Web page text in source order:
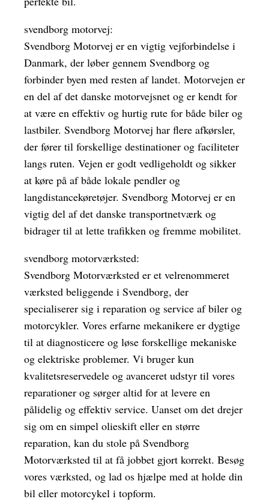
svendborg motorvej:
Svendborg Motorvej er en vigtig vejforbindelse i
Danmark, der løber gennem Svendborg og
forbinder byen med resten af landet. Motorvejen er
en del af det danske motorvejsnet og er kendt for
at være en effektiv og hurtig rute for både biler og
lastbiler. Svendborg Motorvej har flere afkørsler,
der fører til forskellige destinationer og faciliteter
langs ruten. Vejen er godt vedligeholdt og sikker
at køre på af både lokale pendler og
langdistancekøretøjer. Svendborg Motorvej er en
vigtig del af det danske transportnetværk og
bidrager til at lette trafikken og fremme mobilitet.
svendborg motorværksted:
Svendborg Motorværksted er et velrenommeret
værksted beliggende i Svendborg, der
specialiserer sig i reparation og service af biler og
motorcykler. Vores erfarne mekanikere er dygtige
til at diagnosticere og løse forskellige mekaniske
og elektriske problemer. Vi bruger kun
kvalitetsreservedele og avanceret udstyr til vores
reparationer og sørger altid for at levere en
pålidelig og effektiv service. Uanset om det drejer
sig om en simpel olieskift eller en større
reparation, kan du stole på Svendborg
Motorværksted til at få jobbet gjort korrekt. Besøg
vores værksted, og lad os hjælpe med at holde din
bil eller motorcykel i topform.